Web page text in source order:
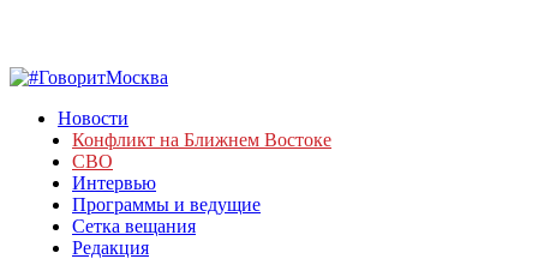
Новости
Конфликт на Ближнем Востоке
СВО
Интервью
Программы и ведущие
Сетка вещания
Редакция